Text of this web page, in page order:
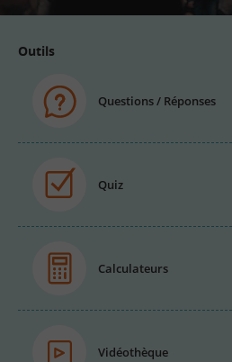
Outils
Questions / Réponses
Quiz
Calculateurs
Vidéothèque